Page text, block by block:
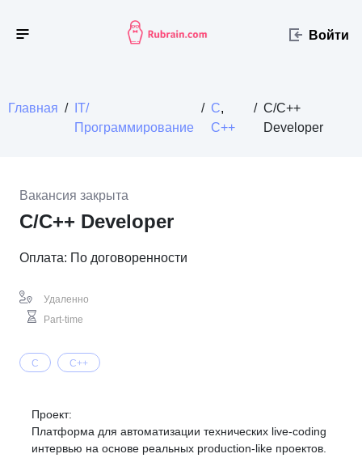
Войти
Главная /
IT/
Программирование
/ C,
C++
/ С/С++
Developer
С/С++ Developer
Вакансия закрыта
Оплата: По договоренности
Удаленно
Part-time
C C++
Проект:
Платформа для автоматизации технических live-coding
интервью на основе реальных production-like проектов.